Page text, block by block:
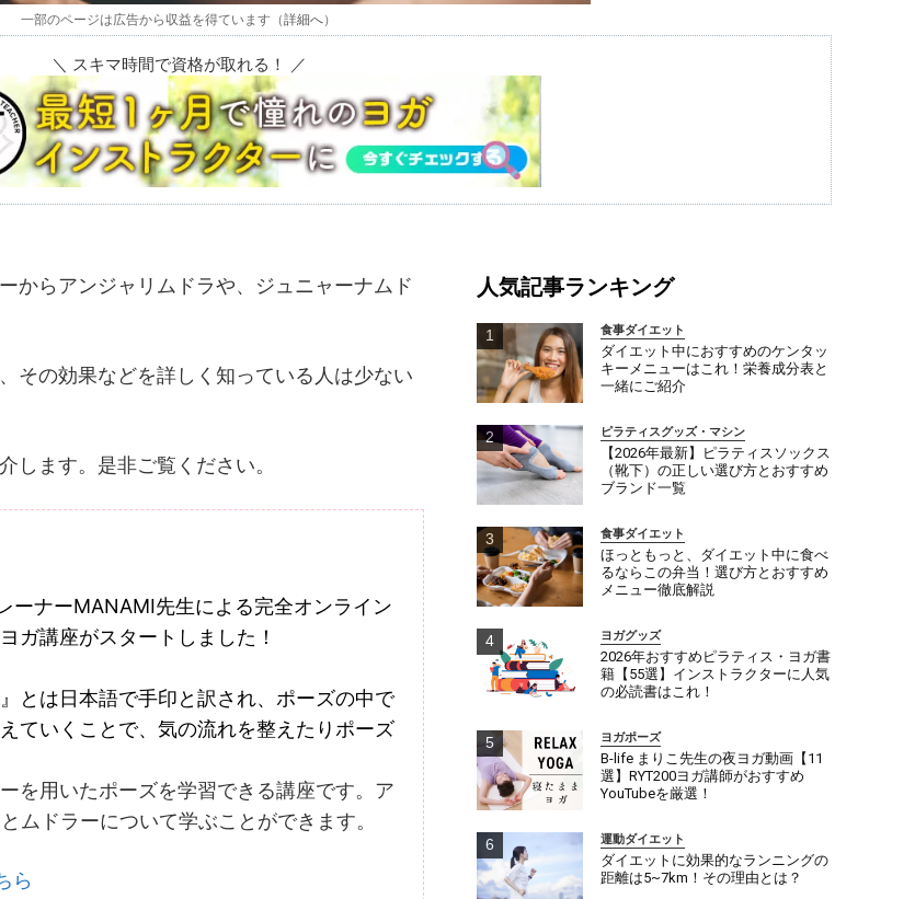
一部のページは広告から収益を得ています（詳細へ）
＼ スキマ時間で資格が取れる！ ／
からアンジャリムドラや、ジュニャーナムド
その効果などを詳しく知っている人は少ない
します。是非ご覧ください。
ーナーMANAMI先生による完全オンライン
ガ講座がスタートしました！
』とは日本語で手印と訳され、ポーズの中で
ていくことで、気の流れを整えたりポーズ
を用いたポーズを学習できる講座です。ア
ムドラーについて学ぶことができます。
ら
人気記事ランキング
食事ダイエット
ダイエット中におすすめのケンタッ
キーメニューはこれ！栄養成分表と
一緒にご紹介
ピラティスグッズ・マシン
【2026年最新】ピラティスソックス
（靴下）の正しい選び方とおすすめ
ブランド一覧
食事ダイエット
ほっともっと、ダイエット中に食べ
るならこの弁当！選び方とおすすめ
メニュー徹底解説
ヨガグッズ
2026年おすすめピラティス・ヨガ書
籍【55選】インストラクターに人気
の必読書はこれ！
ヨガポーズ
B-life まりこ先生の夜ヨガ動画【11
選】RYT200ヨガ講師がおすすめ
YouTubeを厳選！
運動ダイエット
ダイエットに効果的なランニングの
距離は5~7km！その理由とは？